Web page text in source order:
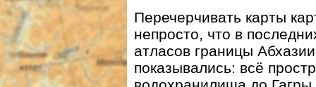
Перечерчивать карты
непросто, что в
атласов границы
показывались: всё